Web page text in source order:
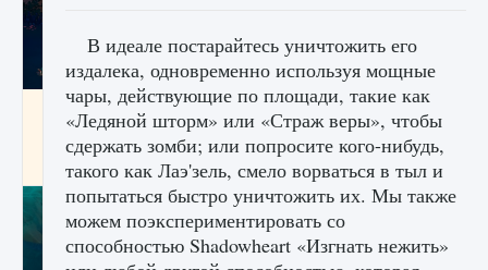
Как разблокировать заклинание Крист в
Creatures of Ava
9 августа 2024 1 393
В идеале постарайтесь уничтожить его
издалека, одновременно используя мощные
чары, действующие по площади, такие как
«Ледяной шторм» или «Страж веры», чтобы
сдержать зомби; или попросите кого-нибудь,
такого как Лаэ'зель, смело ворваться в тыл и
попытаться быстро уничтожить их. Мы также
можем поэкспериментировать со
способностью Shadowheart «Изгнать нежить»